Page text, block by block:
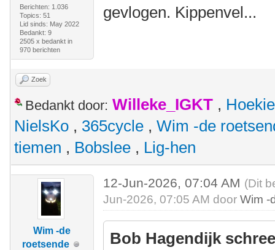
Berichten: 1.036
Topics: 51
Lid sinds: May 2022
Bedankt: 9
2505 x bedankt in
970 berichten
gevlogen. Kippenvel...
Zoek
Bedankt door: Willeke_IGKT , Hoekie
NielsKo , 365cycle , Wim -de
tiemen , Bobslee , Lig-hen
Wim -de
roetsende
12-Jun-2026, 07:04 AM (Dit
Jun-2026, 07:05 AM doorWim -
Bob Hagendijk